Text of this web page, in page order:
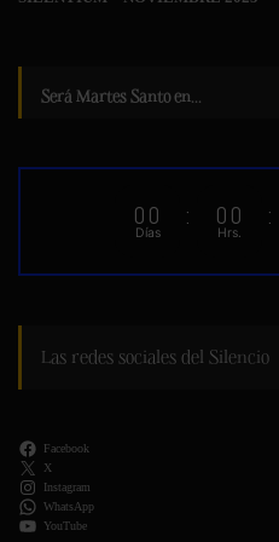
Será Martes Santo en...
00
Días
: 00
Hrs.
:
Las redes sociales del Silencio
Facebook
X
Instagram
WhatsApp
YouTube